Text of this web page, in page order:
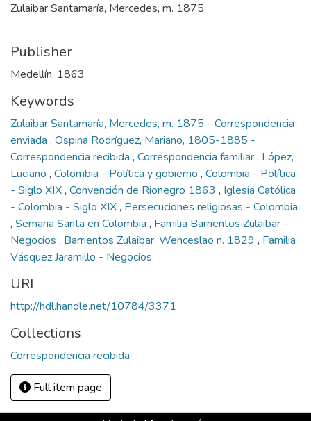
Zulaibar Santamaría, Mercedes, m. 1875
Publisher
Medellín, 1863
Keywords
Zulaibar Santamaría, Mercedes, m. 1875 - Correspondencia
enviada , Ospina Rodríguez, Mariano, 1805-1885 -
Correspondencia recibida , Correspondencia familiar, López,
Luciano , Colombia - Política y gobierno , Colombia - Política
- Siglo XIX, Convención de Rionegro 1863 , Iglesia Católica
- Colombia - Siglo XIX, Persecuciones religiosas - Colombia
, Semana Santa en Colombia , Familia Barrientos Zulaibar -
Negocios , Barrientos Zulaibar, Wenceslao n. 1829 , Familia
Vásquez Jaramillo - Negocios
URI
http://hdl.handle.net/10784/3371
Collections
Correspondencia recibida
Full item page